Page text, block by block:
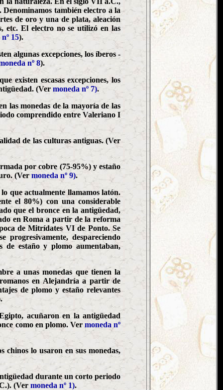
también electro a la
de oro y una de plata, aleación
etc. El electro no se utilizó en las
15).
algunas excepciones, los íberos -
nº 8).
existen escasas excepciones, los
(Ver moneda nº 7).
las monedas de la mayoría de las
comprendido entre Valeriano I
de las culturas antiguas. (Ver
por cobre (75-95%) y estaño
(Ver moneda nº 9).
que actualmente llamamos latón.
el 80%) con una considerable
que el bronce en la antigüedad,
en Roma a partir de la reforma
de Mitrídates VI de Ponto. Se
progresivamente, despareciendo
estaño y plomo aumentaban,
a unas monedas que tienen la
en Alejandría a partir de
de plomo y estaño relevantes
acuñaron en la antigüedad
como en plomo. Ver moneda nº
chinos lo usaron en sus monedas,
durante un corto periodo
(Ver moneda nº 1).